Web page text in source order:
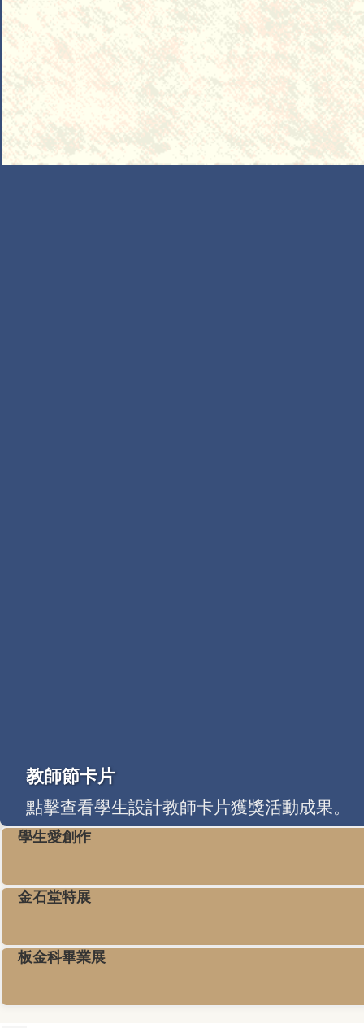
教師節卡片
點擊查看學生設計教師卡片獲獎活動成果。
學生愛創作
金石堂特展
板金科畢業展